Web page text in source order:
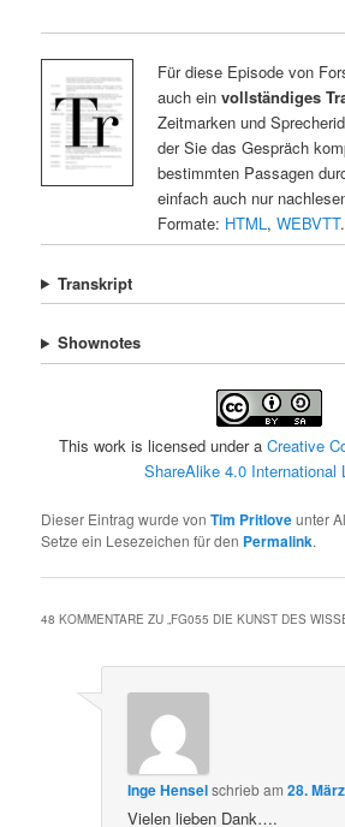
Für diese Episode von
auch ein vollständiges
Zeitmarken und
der Sie das Gespräch
bestimmten Passagen
einfach auch nur
Formate: HTML, WEBVTT.
Transkript
Shownotes
This work is licensed under a Creative
ShareAlike 4.0 International
Dieser Eintrag wurde vonTim Pritloveunter
Setze ein Lesezeichen für den Permalink.
48 KOMMENTARE ZU „FG055 DIE KUNST DES
Inge Henselschriebam28.
Vielen lieben Dank….